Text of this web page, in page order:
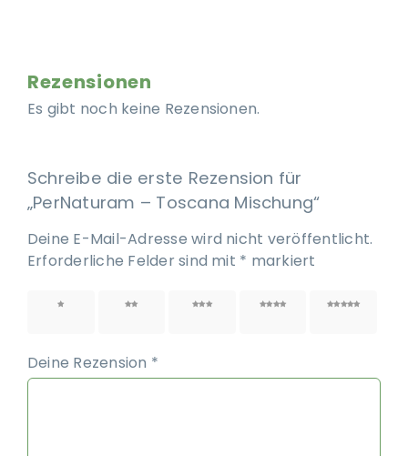
Rezensionen
Es gibt noch keine Rezensionen.
Schreibe die erste Rezension für
„PerNaturam – Toscana Mischung“
Deine E-Mail-Adresse wird nicht veröffentlicht.
Erforderliche Felder sind mit * markiert
1 von 2 von 3 von 4 von 5 von
Deine Rezension *